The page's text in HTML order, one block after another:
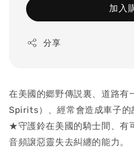
加入
分享
在美國的郷野傳説裏、道路有
Spirits）、經常會造成車子的
★守護鈴在美國的騎士間、有
音頻譲惡靈失去糾纏的能力。